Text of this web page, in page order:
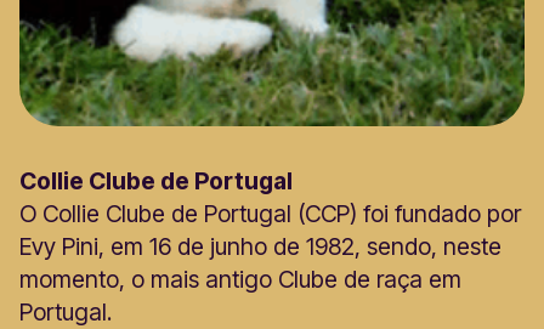
Collie Clube de Portugal
O Collie Clube de Portugal (CCP) foi fundado por
Evy Pini, em 16 de junho de 1982, sendo, neste
momento, o mais antigo CIube de raça em
Portugal.